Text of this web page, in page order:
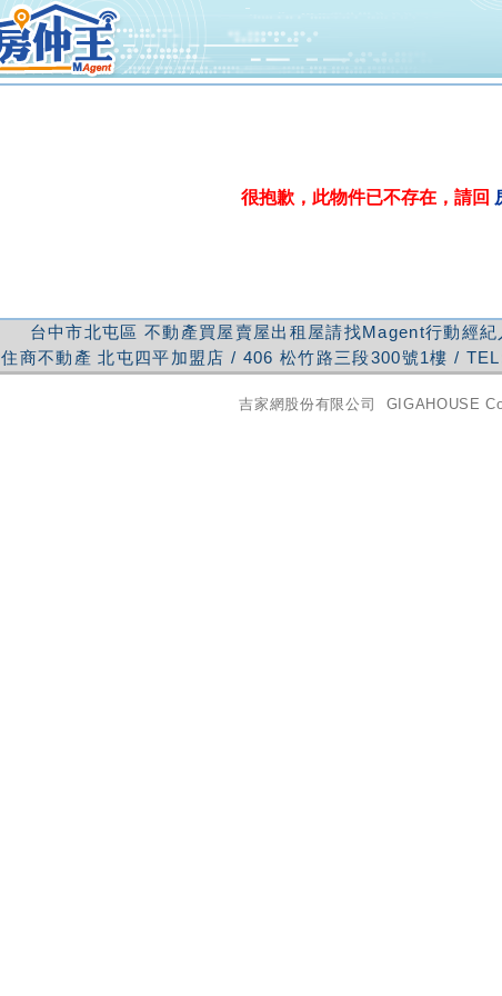
很抱歉，此物件已不存在，請回
台中市北屯區 不動產買屋賣屋出租屋請找Magent行動經紀
住商不動產 北屯四平加盟店 / 406 松竹路三段300號1樓 /
吉家網股份有限公司 GIGAHOUSE